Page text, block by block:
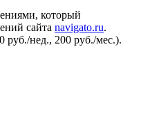
который
сайта navigato.ru.
руб./нед., 200 руб./мес.).